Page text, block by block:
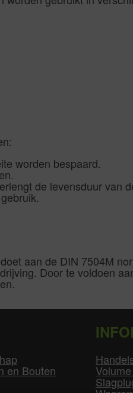
worden bespaard.
de levensduur van
aan de DIN 7504M
Door te voldoen
en Bouten